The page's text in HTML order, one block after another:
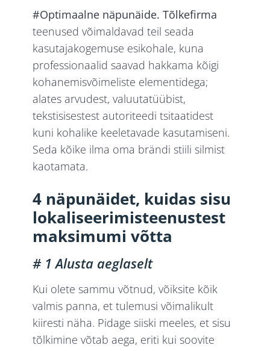
#Optimaalne näpunäide. Tõlkefirma
teenused võimaldavad teil seada
kasutajakogemuse esikohale, kuna
professionaalid saavad hakkama kõigi
kohanemisvõimeliste elementidega;
alates arvudest, valuutatüübist,
tekstisisestest autoriteedi tsitaatidest
kuni kohalike keeletavade kasutamiseni.
Seda kõike ilma oma brändi stiili silmist
kaotamata.
4 näpunäidet, kuidas sisu
lokaliseerimisteenustest
maksimumi võtta
# 1 Alusta aeglaselt
Kui olete sammu võtnud, võiksite kõik
valmis panna, et tulemusi võimalikult
kiiresti näha. Pidage siiski meeles, et sisu
tõlkimine võtab aega, eriti kui soovite